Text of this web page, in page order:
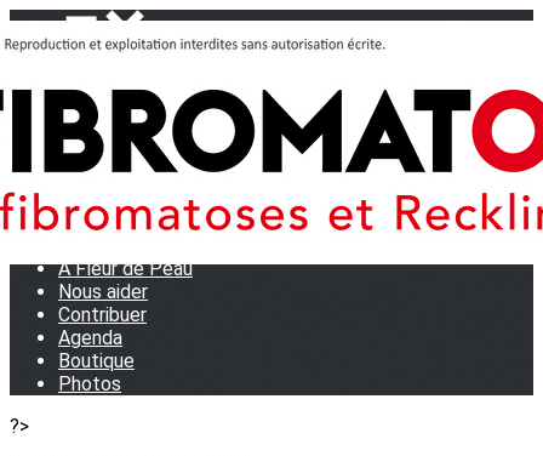
Menu
>
Journées Partage 2026 - La Rochelle
Les manifestations
Tom et son doudou
OSE TA VOIX
M.D.R. Expo
A Fleur de Peau
Nous aider
Contribuer
Agenda
Boutique
Photos
?>